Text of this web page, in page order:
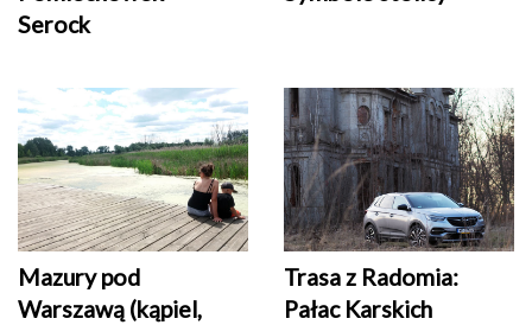
Serock
Mazury pod
Warszawą (kąpiel,
Trasa z Radomia:
Pałac Karskich